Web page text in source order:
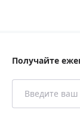
Получайте